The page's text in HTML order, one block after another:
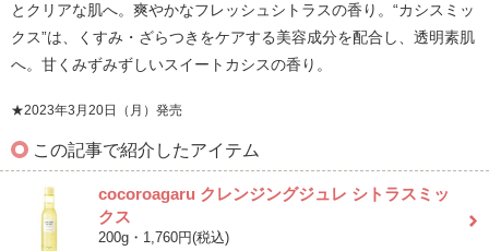
とクリアな肌へ。爽やかなフレッシュシトラスの香り。“カシスミッ
クス”は、くすみ・ざらつきをケアする美容成分を配合し、透明素肌
へ。甘くみずみずしいスイートカシスの香り。
★2023年3月20日（月）発売
この記事で紹介したアイテム
cocoroagaru クレンジングジュレ シトラスミッ
クス
200g・1,760円(税込)